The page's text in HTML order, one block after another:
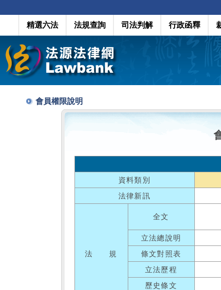
精選六法 法規查詢 司法判解 行政函釋
會員權限說明
資料類別
法律新訊
法 規
全文
立法總說明
條文對照表
立法歷程
歷史條文